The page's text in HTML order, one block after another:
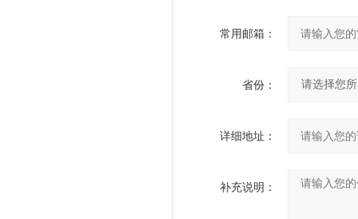
常用邮箱：
省份：
详细地址：
补充说明：